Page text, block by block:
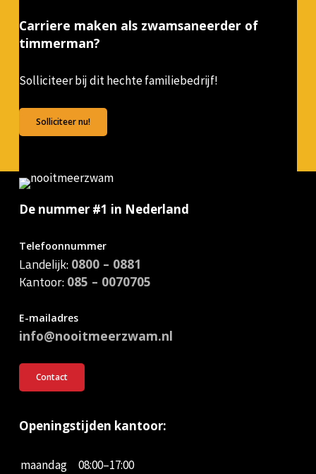
Carriere maken als zwamsaneerder of
timmerman?
Solliciteer bij dit hechte familiebedrijf!
Solliciteer nu!
De nummer #1 in Nederland
Telefoonnummer
Landelijk: 0800 – 0881
Kantoor: 085 – 0070705
E-mailadres
info@nooitmeerzwam.nl
Contact
Openingstijden kantoor:
maandag
08:00–17:00